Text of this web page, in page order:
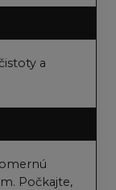
a
Počkajte,